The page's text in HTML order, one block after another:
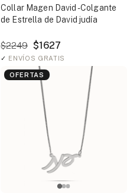
Collar Magen David - Colgante
de Estrella de David judía
$2249 $1627
✓ ENVÍOS GRATIS
OFERTAS